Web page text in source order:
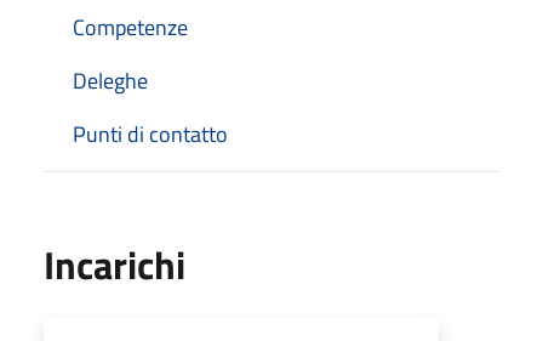
Competenze
Deleghe
Punti di contatto
Incarichi